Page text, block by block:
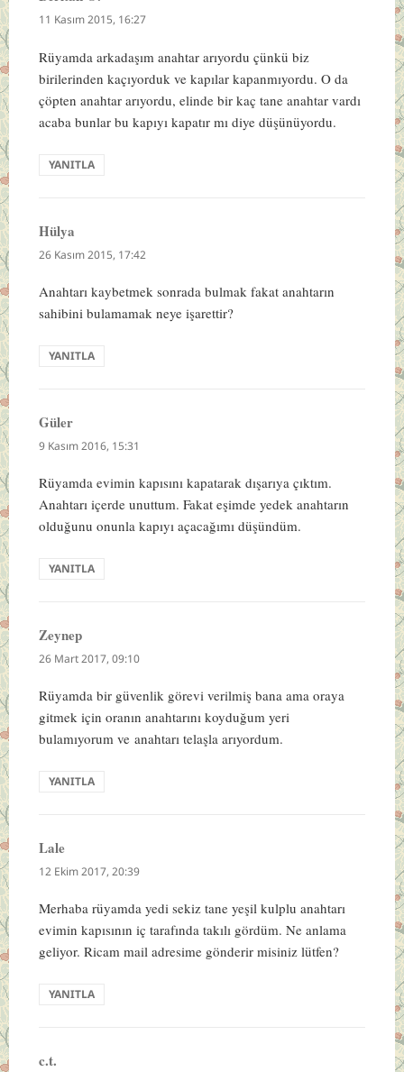
ki:
11 Kasım 2015, 16:27
Rüyamda arkadaşım anahtar arıyordu çünkü biz
birilerinden kaçıyorduk ve kapılar kapanmıyordu. O da
çöpten anahtar arıyordu, elinde bir kaç tane anahtar vardı
acaba bunlar bu kapıyı kapatır mı diye düşünüyordu.
YANITLA
Hülya
ki:
26 Kasım 2015, 17:42
Anahtarı kaybetmek sonrada bulmak fakat anahtarın
sahibini bulamamak neye işarettir?
YANITLA
Gülerdedi
ki:
9 Kasım 2016, 15:31
Rüyamda evimin kapısını kapatarak dışarıya çıktım.
Anahtarı içerde unuttum. Fakat eşimde yedek anahtarın
olduğunu onunla kapıyı açacağımı düşündüm.
YANITLA
Zeynepdedi
ki:
26 Mart 2017, 09:10
Rüyamda bir güvenlik görevi verilmiş bana ama oraya
gitmek için oranın anahtarını koyduğum yeri
bulamıyorum ve anahtarı telaşla arıyordum.
YANITLA
Lale
ki:
12 Ekim 2017, 20:39
Merhaba rüyamda yedi sekiz tane yeşil kulplu anahtarı
evimin kapısının iç tarafında takılı gördüm. Ne anlama
geliyor. Ricam mail adresime gönderir misiniz lütfen?
YANITLA
c.t.